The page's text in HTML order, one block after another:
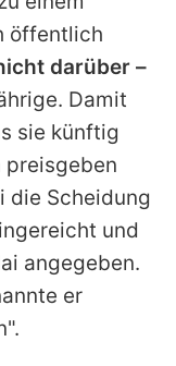
öffentlich
darüber –
Damit
sie künftig
preisgeben
die Scheidung
und
angegeben.
er